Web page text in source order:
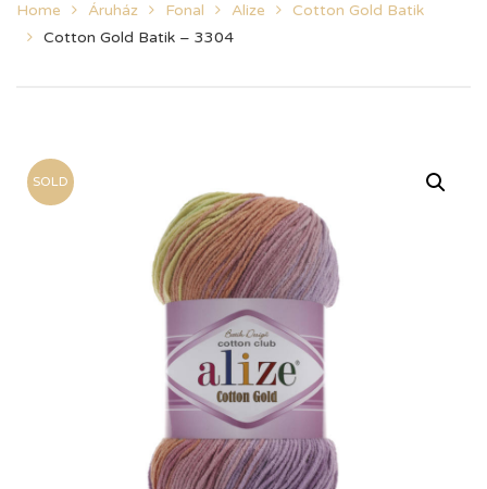
Home Áruház Fonal Alize
Cotton Gold Batik
Cotton Gold Batik – 3304
SOLD